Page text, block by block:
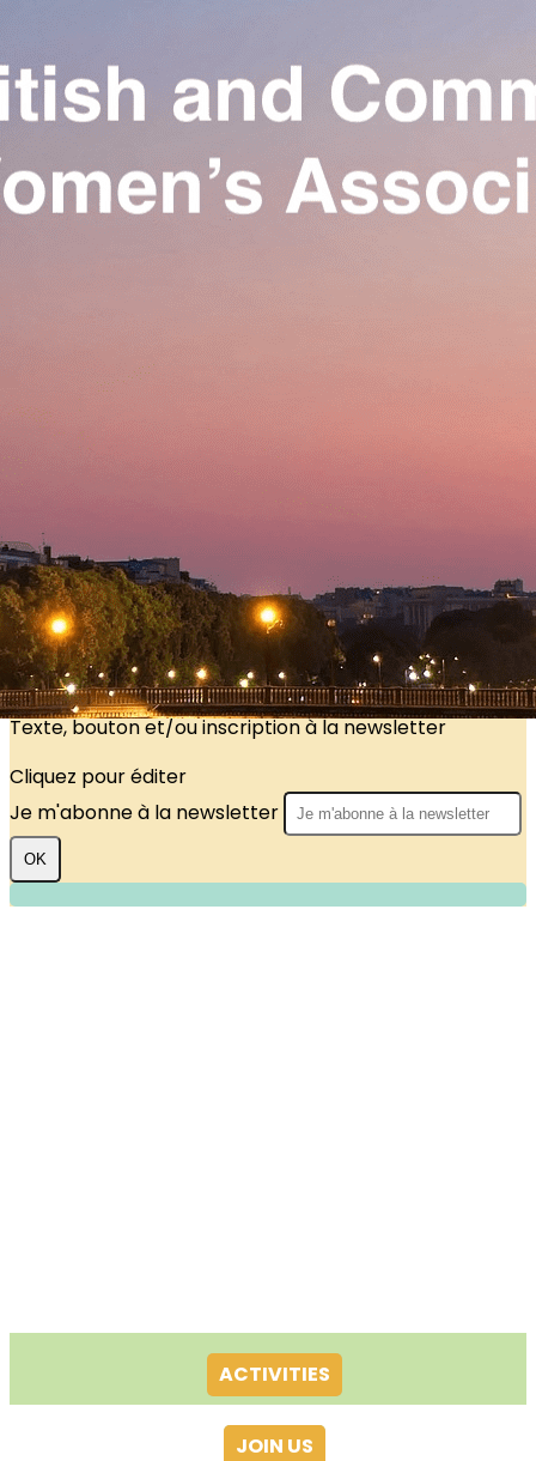
Exporter uniquement les colonnes affichées
Ajoutez un logo, un bouton, des réseaux sociaux
Our Association
Activities
Join us
?>
Images de la page d'accueil
Cliquez pour éditer
Texte, bouton et/ou inscription à la newsletter
Cliquez pour éditer
Je m'abonne à la newsletter
OK
ACTIVITIES
JOIN US